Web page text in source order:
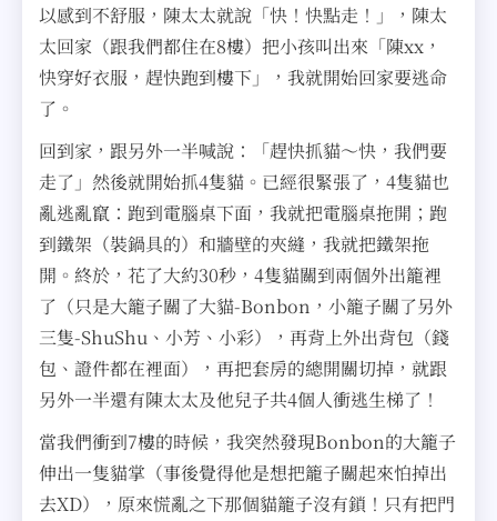
以感到不舒服，陳太太就說「快！快點走！」，陳太
太回家（跟我們都住在8樓）把小孩叫出來「陳xx，
快穿好衣服，趕快跑到樓下」，我就開始回家要逃命
了。
回到家，跟另外一半喊說：「趕快抓貓～快，我們要
走了」然後就開始抓4隻貓。已經很緊張了，4隻貓也
亂逃亂竄：跑到電腦桌下面，我就把電腦桌拖開；跑
到鐵架（裝鍋具的）和牆壁的夾縫，我就把鐵架拖
開。終於，花了大約30秒，4隻貓關到兩個外出籠裡
了（只是大籠子關了大貓-Bonbon，小籠子關了另外
三隻-ShuShu、小芳、小彩），再背上外出背包（錢
包、證件都在裡面），再把套房的總開關切掉，就跟
另外一半還有陳太太及他兒子共4個人衝逃生梯了！
當我們衝到7樓的時候，我突然發現Bonbon的大籠子
伸出一隻貓掌（事後覺得他是想把籠子關起來怕掉出
去XD），原來慌亂之下那個貓籠子沒有鎖！只有把門